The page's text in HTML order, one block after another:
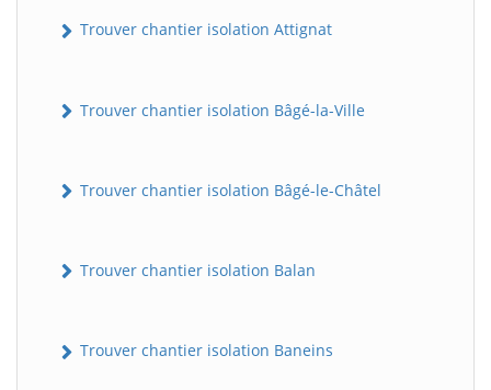
Trouver chantier isolation Attignat
Trouver chantier isolation Bâgé-la-Ville
Trouver chantier isolation Bâgé-le-Châtel
Trouver chantier isolation Balan
Trouver chantier isolation Baneins